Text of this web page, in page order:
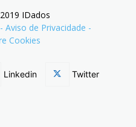
IDados
- Aviso de Privacidade -
Cookies
Linkedin Twitter